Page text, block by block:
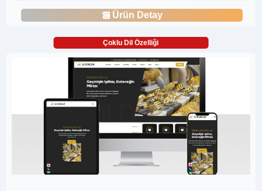
Ürün Detay
Çoklu Dil Özelliği